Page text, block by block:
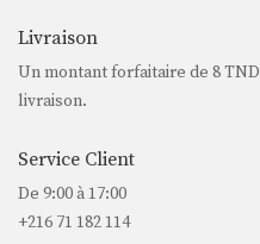
Livraison
Un montant forfaitaire de 8 TND
livraison.
Service Client
De 9:00 à 17:00
+216 71 182 114